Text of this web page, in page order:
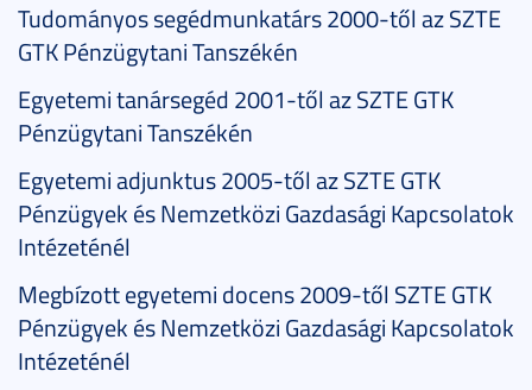
Tudományos segédmunkatárs 2000-től az SZTE
GTK Pénzügytani Tanszékén
Egyetemi tanársegéd 2001-től az SZTE GTK
Pénzügytani Tanszékén
Egyetemi adjunktus 2005-től az SZTE GTK
Pénzügyek és Nemzetközi Gazdasági Kapcsolatok
Intézeténél
Megbízott egyetemi docens 2009-től SZTE GTK
Pénzügyek és Nemzetközi Gazdasági Kapcsolatok
Intézeténél